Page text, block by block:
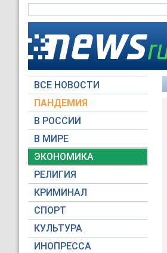
ВСЕ НОВОСТИ
ПАНДЕМИЯ
В РОССИИ
В МИРЕ
ЭКОНОМИКА
РЕЛИГИЯ
КРИМИНАЛ
СПОРТ
КУЛЬТУРА
ИНОПРЕССА